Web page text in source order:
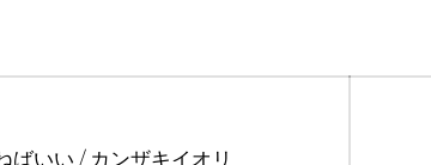
ばいい / カンザキイオリ